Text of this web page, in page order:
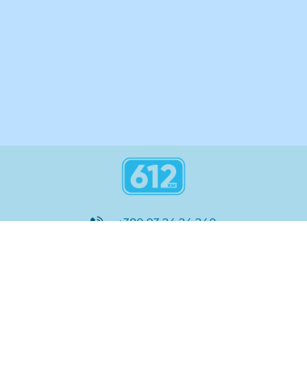
+380 93 24 24 240